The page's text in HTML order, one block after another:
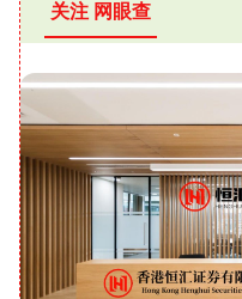
关注 网眼查